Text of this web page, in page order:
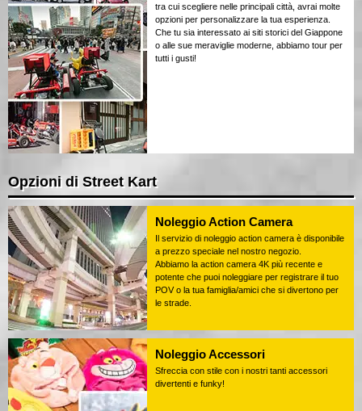
tra cui scegliere nelle principali città, avrai molte
opzioni per personalizzare la tua esperienza.
Che tu sia interessato ai siti storici del Giappone
o alle sue meraviglie moderne, abbiamo tour per
tutti i gusti!
Opzioni di Street Kart
Noleggio Action Camera
Il servizio di noleggio action camera è disponibile
a prezzo speciale nel nostro negozio.
Abbiamo la action camera 4K più recente e
potente che puoi noleggiare per registrare il tuo
POV o la tua famiglia/amici che si divertono per
le strade.
Noleggio Accessori
Sfreccia con stile con i nostri tanti accessori
divertenti e funky!